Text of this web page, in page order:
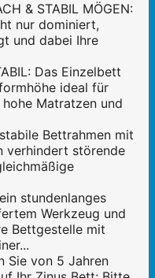
& STABIL MÖGEN:
nur dominiert,
und dabei Ihre
Das Einzelbett
ideal für
Matratzen und
Bettrahmen mit
verhindert störende
stundenlanges
Werkzeug und
Bettgestelle mit
Sie von 5 Jahren